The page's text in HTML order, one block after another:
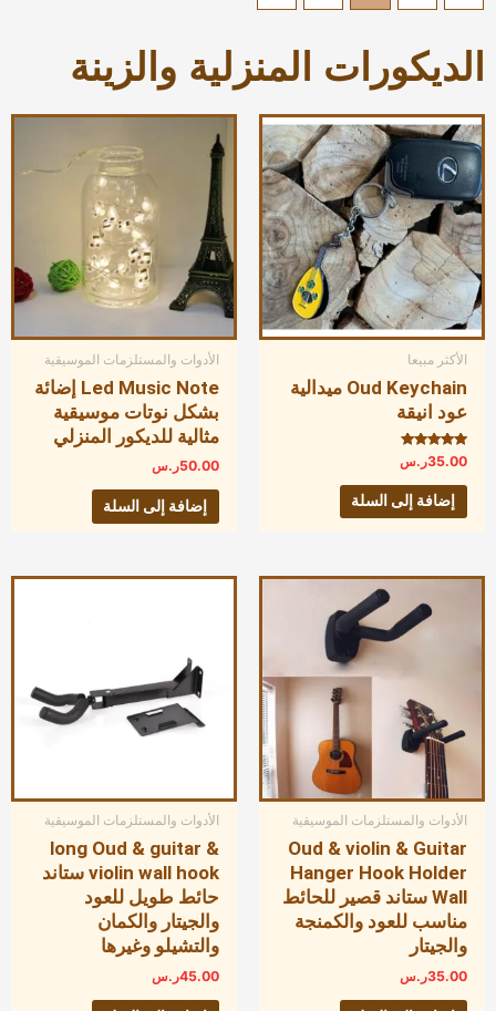
الديكورات المنزلية والزينة
الأكثر مبيعا
Oud Keychain ميدالية
عود انيقة
تم التقييم
5.00
من 5
35.00ر.س
إضافة إلى السلة
الأدوات والمستلزمات الموسيقية
Led Music Note إضائة
بشكل نوتات موسيقية
مثالية للديكور المنزلي
50.00ر.س
إضافة إلى السلة
الأدوات والمستلزمات الموسيقية
Oud & violin & Guitar
Hanger Hook Holder
Wall ستاند قصير للحائط
مناسب للعود والكمنجة
والجيتار
35.00ر.س
الأدوات والمستلزمات الموسيقية
long Oud & guitar &
violin wall hook ستاند
حائط طويل للعود
والجيتار والكمان
والتشيلو وغيرها
45.00ر.س